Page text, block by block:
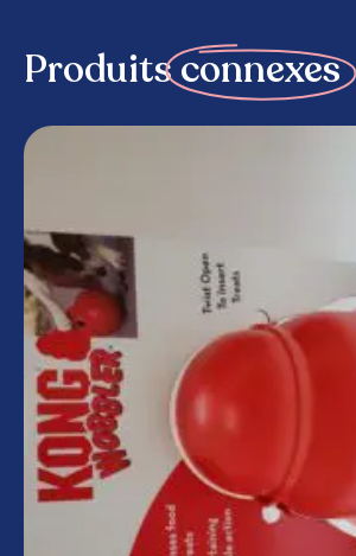
Produitsconnexes